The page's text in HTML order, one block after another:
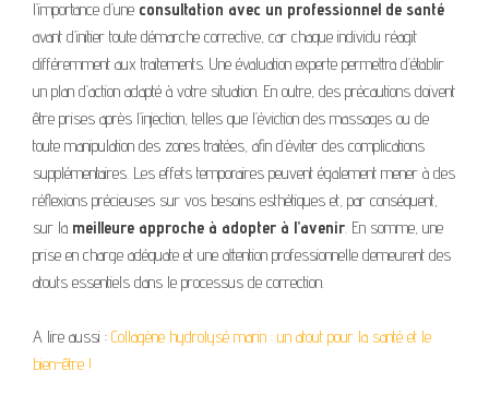
l’importance d’une consultation avec un professionnel de santé
avant d’initier toute démarche corrective, car chaque individu réagit
différemment aux traitements. Une évaluation experte permettra d’établir
un plan d’action adapté à votre situation. En outre, des précautions doivent
être prises après l’injection, telles que l’éviction des massages ou de
toute manipulation des zones traitées, afin d’éviter des complications
supplémentaires. Les effets temporaires peuvent également mener à des
réflexions précieuses sur vos besoins esthétiques et, par conséquent,
sur la meilleure approche à adopter à l’avenir. En somme, une
prise en charge adéquate et une attention professionnelle demeurent des
atouts essentiels dans le processus de correction.
A lire aussi : Collagène hydrolysé marin : un atout pour la santé et le
bien-être !